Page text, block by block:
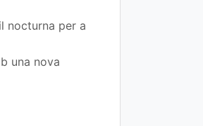
nocturna per a
una nova